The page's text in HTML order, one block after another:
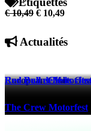
€ 10,49 € 10,49
Actualités
European Clubs
eFootball™ 521 days
Red Bull et
The Crew Motorfest
Red Bull défie la
The Crew Motorfest